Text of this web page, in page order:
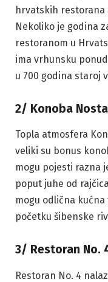
hrvatskih restorana
Nekoliko je godina
restoranom u
ima vrhunsku
u 700 godina staroj
2/ Konoba
Topla atmosfera
veliki su bonus
mogu pojesti razna
poput juhe od
mogu odlična
početku šibenske
3/ Restoran No.
Restoran No. 4